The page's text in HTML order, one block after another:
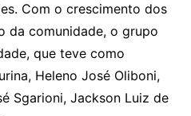
Com o crescimento dos
da comunidade, o grupo
que teve como
Heleno José Oliboni,
Sgarioni, Jackson Luiz de